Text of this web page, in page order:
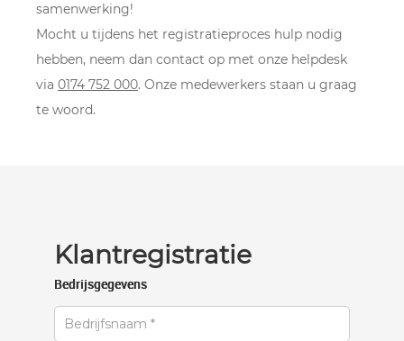
samenwerking!
Mocht u tijdens het registratieproces hulp nodig
hebben, neem dan contact op met onze helpdesk
via 0174 752 000. Onze medewerkers staan u graag
te woord.
Klantregistratie
Bedrijsgegevens